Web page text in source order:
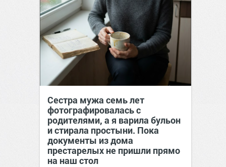
Сестра мужа семь лет
фотографировалась с
родителями, а я варила бульон
и стирала простыни. Пока
документы из дома
престарелых не пришли прямо
на наш стол